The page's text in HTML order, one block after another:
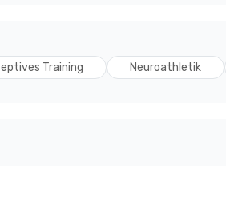
Training Neuroathletik